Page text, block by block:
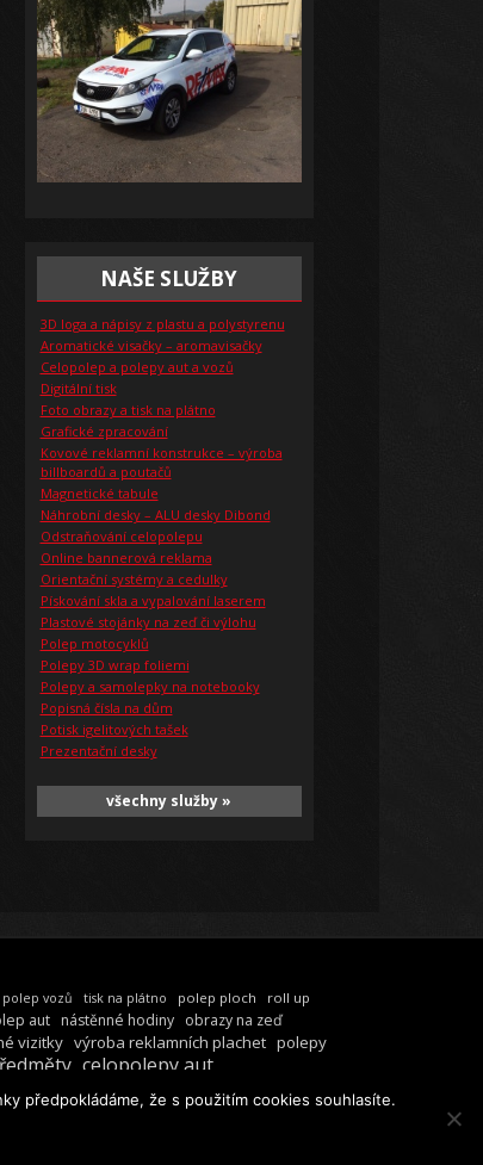
NAŠE SLUŽBY
3D loga a nápisy z plastu a polystyrenu
Aromatické visačky – aromavisačky
Celopolep a polepy aut a vozů
Digitální tisk
Foto obrazy a tisk na plátno
Grafické zpracování
Kovové reklamní konstrukce – výroba
billboardů a poutačů
Magnetické tabule
Náhrobní desky – ALU desky Dibond
Odstraňování celopolepu
Online bannerová reklama
Orientační systémy a cedulky
Pískování skla a vypalování laserem
Plastové stojánky na zeď či výlohu
Polep motocyklů
Polepy 3D wrap foliemi
Polepy a samolepky na notebooky
Popisná čísla na dům
Potisk igelitových tašek
Prezentační desky
všechny služby »
vozů tisk na plátno polep ploch
roll up
aut nástěnné hodiny obrazy na zeď
vizitky výroba reklamních plachet polepy
celopolepy aut
předpokládáme, že s použitím cookies souhlasíte.